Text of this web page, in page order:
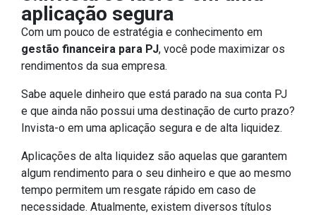
aplicação segura
Com um pouco de estratégia e conhecimento em
gestão financeira para PJ, você pode maximizar os
rendimentos da sua empresa.
Sabe aquele dinheiro que está parado na sua conta PJ
e que ainda não possui uma destinação de curto prazo?
Invista-o em uma aplicação segura e de alta liquidez.
Aplicações de alta liquidez são aquelas que garantem
algum rendimento para o seu dinheiro e que ao mesmo
tempo permitem um resgate rápido em caso de
necessidade. Atualmente, existem diversos títulos